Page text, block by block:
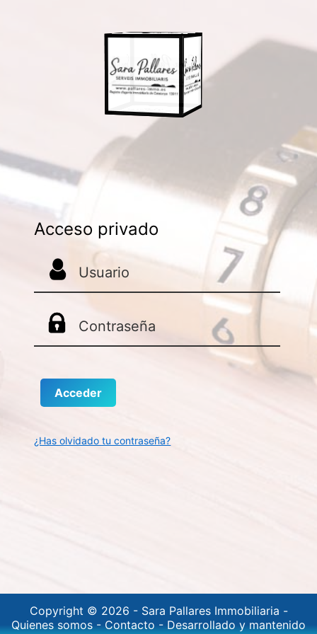
Acceso privado
¿Has olvidado tu contraseña?
Copyright © 2026 - Sara Pallares Immobiliaria -
Quienes somos - Contacto - Desarrollado y mantenido